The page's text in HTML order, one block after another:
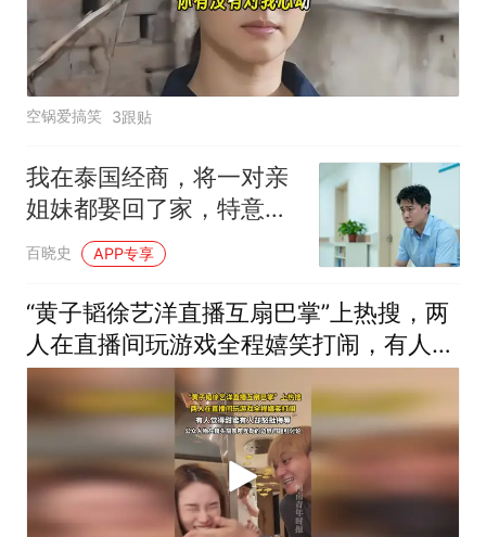
空锅爱搞笑 3跟贴
我在泰国经商，将一对亲
姐妹都娶回了家，特意制
定轮换规矩以示公平，几
个月后两妻同时抱喜，去
医院看诊时医生的叮嘱让
我当场瘫软
百晓史 APP专享
“黄子韬徐艺洋直播互扇巴掌”上热搜，两
人在直播间玩游戏全程嬉笑打闹，有人觉
得甜蜜有人却斥侮辱，公众人物在镜头前
亲密互动的边界问题引起讨论